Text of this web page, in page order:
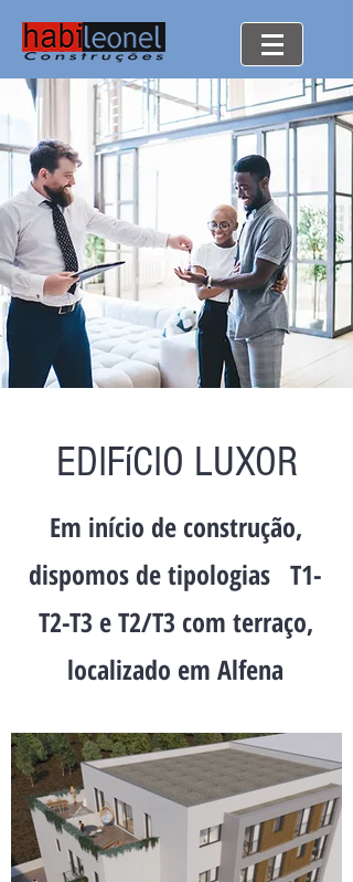
EDIFíCIO LUXOR
Em início de construção,
dispomos de tipologias T1-
T2-T3 e T2/T3 com terraço,
localizado em Alfena